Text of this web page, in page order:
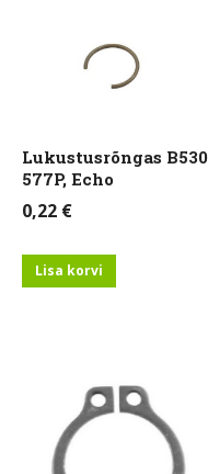
Lukustusrõngas
577P, Echo
0,22 €
Lisa korvi